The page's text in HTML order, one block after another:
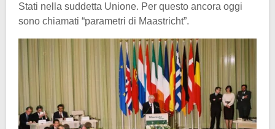
Stati nella suddetta Unione. Per questo ancora oggi
sono chiamati “parametri di Maastricht”.